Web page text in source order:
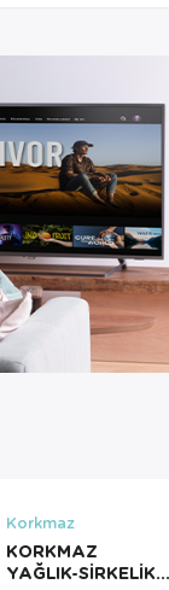
Korkmaz
KORKMAZ
YAĞLIK-SİRKELİK